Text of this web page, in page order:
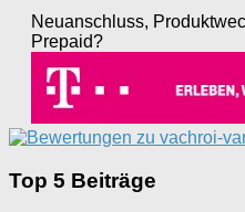
Neuanschluss,
Prepaid?
Top 5 Beiträge